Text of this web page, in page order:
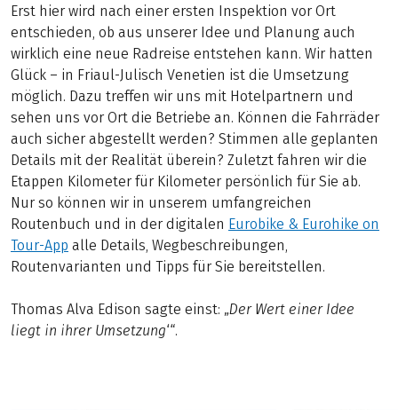
Erst hier wird nach einer ersten Inspektion vor Ort
entschieden, ob aus unserer Idee und Planung auch
wirklich eine neue Radreise entstehen kann. Wir hatten
Glück – in Friaul-Julisch Venetien ist die Umsetzung
möglich. Dazu treffen wir uns mit Hotelpartnern und
sehen uns vor Ort die Betriebe an. Können die Fahrräder
auch sicher abgestellt werden? Stimmen alle geplanten
Details mit der Realität überein? Zuletzt fahren wir die
Etappen Kilometer für Kilometer persönlich für Sie ab.
Nur so können wir in unserem umfangreichen
Routenbuch und in der digitalen Eurobike & Eurohike on
Tour-App alle Details, Wegbeschreibungen,
Routenvarianten und Tipps für Sie bereitstellen.
Thomas Alva Edison sagte einst: „Der Wert einer Idee
liegt in ihrer Umsetzung‘“.